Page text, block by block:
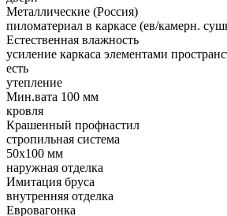
Металлические (Россия)
пиломатериал в каркасе (ев/камерн.
Естественная влажность
усиление каркаса элементами
есть
утепление
Мин.вата 100 мм
кровля
Крашенный профнастил
стропильная система
50х100 мм
наружная отделка
Имитация бруса
внутренняя отделка
Евровагонка